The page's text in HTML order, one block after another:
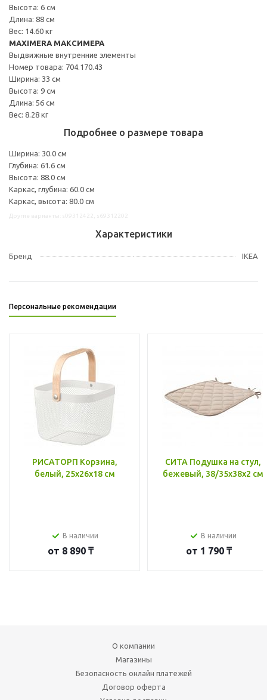
Высота: 6 см
Длина: 88 см
Вес: 14.60 кг
MAXIMERA МАКСИМЕРА
Выдвижные внутренние элементы
Номер товара: 704.170.43
Ширина: 33 см
Высота: 9 см
Длина: 56 см
Вес: 8.28 кг
Подробнее о размере товара
Ширина: 30.0 см
Глубина: 61.6 см
Высота: 88.0 см
Каркас, глубина: 60.0 см
Каркас, высота: 80.0 см
Характеристики
Бренд IKEA
Персональные рекомендации
РИСАТОРП Корзина,
белый, 25x26x18 см
В наличии
от 8 890 ₸
СИТА Подушка на стул,
бежевый, 38/35x38x2 см
В наличии
от 1 790 ₸
О компании
Магазины
Безопасность онлайн платежей
Договор оферта